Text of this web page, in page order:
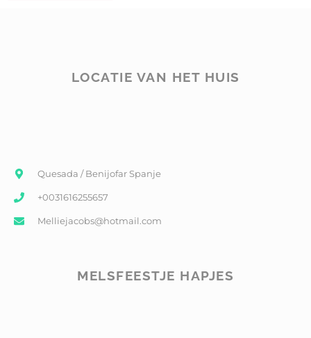
LOCATIE VAN HET HUIS
Quesada / Benijofar Spanje
+0031616255657
Melliejacobs@hotmail.com
MELSFEESTJE HAPJES